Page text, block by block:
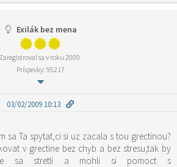
Exilák bez mena
Zaregistroval sa v roku 2009
Príspevky: 95217
03/02/2009 10:13
sa Ta spytat,ci si uz zacala s tou grectinou?
v grectine bez chyb a bez stresu,tak by
sa stretli a mohli si pomoct s